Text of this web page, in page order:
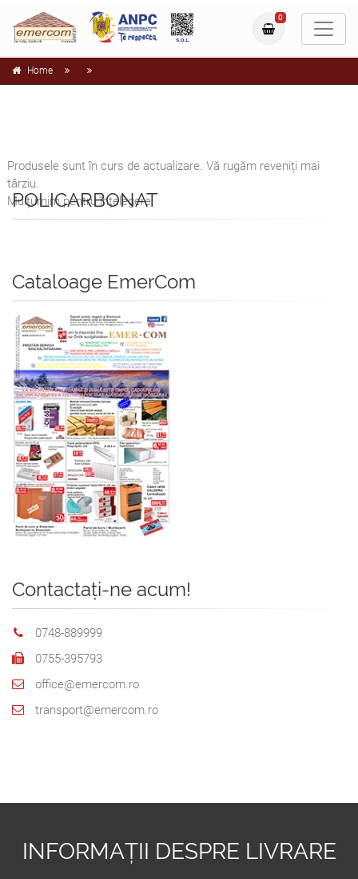
0
Home
Produsele sunt în curs de actualizare. Vă rugăm reveniți mai
târziu.
Mulțumim pentru înțelegere.
POLICARBONAT
Cataloage EmerCom
Contactați-ne acum!
0748-889999
0755-395793
office@emercom.ro
transport@emercom.ro
INFORMAȚII DESPRE LIVRARE